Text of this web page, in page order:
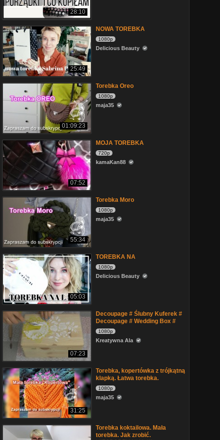
28:10
25:49
NOWA TOREBKA
1080p
Delicious Beauty
01:09:23
Torebka Oreo
1080p
maja35
07:52
MOJA TOREBKA
720p
kamaKan88
55:34
Torebka Moro
1080p
maja35
05:03
TOREBKA NA
1080p
Delicious Beauty
07:23
Decoupage # Ślubny Kuferek #
Decoupage # Wedding Box #
1080p
Kreatywna Ala
31:25
Torebka, kopertówka z trójkątną
klapką. Łatwa torebka.
1080p
maja35
Torebka koktailowa. Mała
torebka. Jak zrobić.